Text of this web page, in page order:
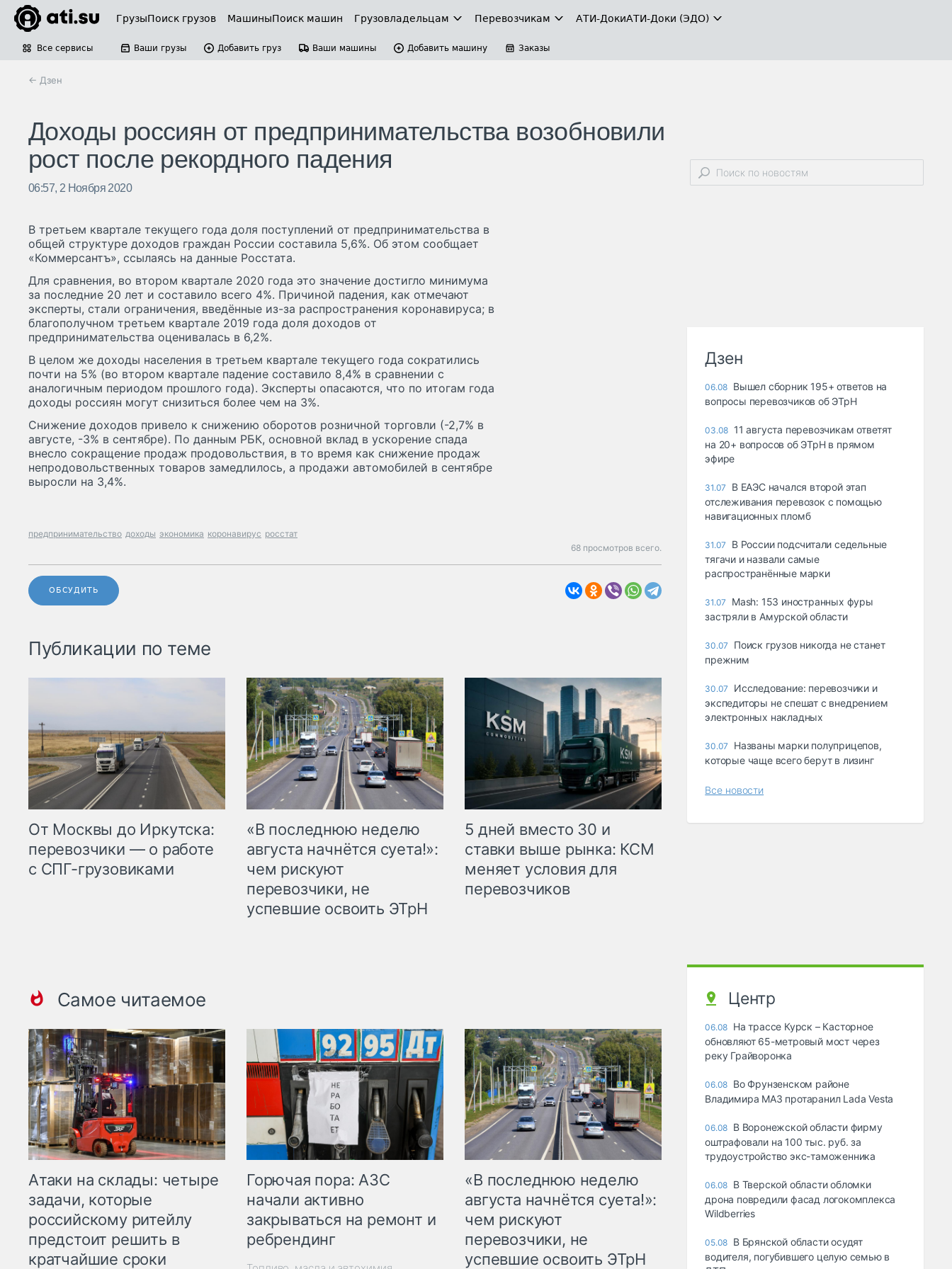
ГрузыПоиск грузов МашиныПоиск машин Грузовладельцам Перевозчикам АТИ-ДокиАТИ-Доки (ЭДО)
Все сервисы Ваши грузы Добавить груз Ваши машины Добавить машину Заказы
← Дзен
Доходы россиян от предпринимательства возобновили
рост после рекордного падения
06:57, 2 Ноября 2020
В третьем квартале текущего года доля поступлений от предпринимательства в
общей структуре доходов граждан России составила 5,6%. Об этом сообщает
«Коммерсантъ», ссылаясь на данные Росстата.
Для сравнения, во втором квартале 2020 года это значение достигло минимума
за последние 20 лет и составило всего 4%. Причиной падения, как отмечают
эксперты, стали ограничения, введённые из-за распространения коронавируса; в
благополучном третьем квартале 2019 года доля доходов от
предпринимательства оценивалась в 6,2%.
В целом же доходы населения в третьем квартале текущего года сократились
почти на 5% (во втором квартале падение составило 8,4% в сравнении с
аналогичным периодом прошлого года). Эксперты опасаются, что по итогам года
доходы россиян могут снизиться более чем на 3%.
Снижение доходов привело к снижению оборотов розничной торговли (-2,7% в
августе, -3% в сентябре). По данным РБК, основной вклад в ускорение спада
внесло сокращение продаж продовольствия, в то время как снижение продаж
непродовольственных товаров замедлилось, а продажи автомобилей в сентябре
выросли на 3,4%.
предпринимательство доходы экономика коронавирус росстат
68 просмотров всего.
ОБСУДИТЬ
Публикации по теме
От Москвы до Иркутска:
перевозчики — о работе
с СПГ-грузовиками
«В последнюю неделю
августа начнётся суета!»:
чем рискуют
перевозчики, не
успевшие освоить ЭТрН
5 дней вместо 30 и
ставки выше рынка: КСМ
меняет условия для
перевозчиков
Самое читаемое
Атаки на склады: четыре
задачи, которые
российскому ритейлу
предстоит решить в
кратчайшие сроки
Горючая пора: АЗС
начали активно
закрываться на ремонт и
ребрендинг
«В последнюю неделю
августа начнётся суета!»:
чем рискуют
перевозчики, не
успевшие освоить ЭТрН
Дзен
06.08 Вышел сборник 195+ ответов на
вопросы перевозчиков об ЭТрН
03.08 11 августа перевозчикам ответят
на 20+ вопросов об ЭТрН в прямом
эфире
31.07
В ЕАЭС начался второй этап
отслеживания перевозок с помощью
навигационных пломб
31.07
В России подсчитали седельные
тягачи и назвали самые
распространённые марки
31.07
Mash: 153 иностранных фуры
застряли в Амурской области
30.07
Поиск грузов никогда не станет
прежним
30.07
Исследование: перевозчики и
экспедиторы не спешат с внедрением
электронных накладных
30.07
Названы марки полуприцепов,
которые чаще всего берут в лизинг
Все новости
Центр
06.08 На трассе Курск – Касторное
обновляют 65-метровый мост через
реку Грайворонка
06.08 Во Фрунзенском районе
Владимира МАЗ протаранил Lada Vesta
06.08 В Воронежской области фирму
оштрафовали на 100 тыс. руб. за
трудоустройство экс-таможенника
06.08 В Тверской области обломки
дрона повредили фасад логокомплекса
Wildberries
05.08 В Брянской области осудят
водителя, погубившего целую семью в